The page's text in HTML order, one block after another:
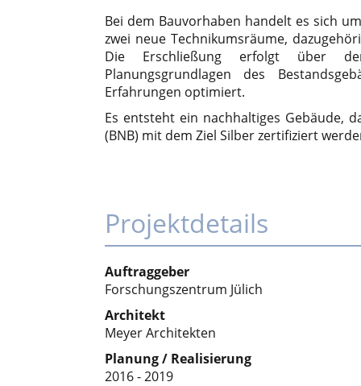
Bei dem Bauvorhaben handelt es sich
zwei neue Technikumsräume,
Die Erschließung erfolgt über
Planungsgrundlagen des
Erfahrungen optimiert.
Es entsteht ein nachhaltiges Gebäude,
(BNB) mit dem Ziel Silber zertifiziert
Projektdetails
Auftraggeber
Forschungszentrum Jülich
Architekt
Meyer Architekten
Planung / Realisierung
2016 - 2019